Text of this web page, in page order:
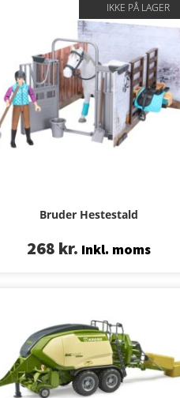
IKKE PÅ LAGER
Bruder Hestestald
268 kr. Inkl. moms